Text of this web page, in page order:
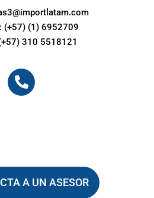
(+57) (1) 6952709
310 5518121
A UN ASESOR